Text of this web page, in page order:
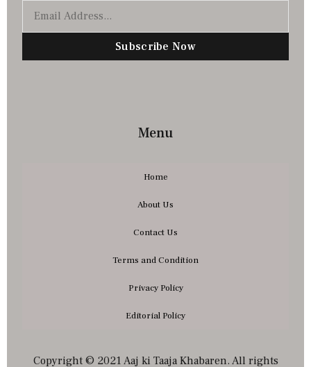
Subscribe Now
Menu
Home
About Us
Contact Us
Terms and Condition
Privacy Policy
Editorial Policy
Copyright © 2021 Aaj ki Taaja Khabaren. All rights